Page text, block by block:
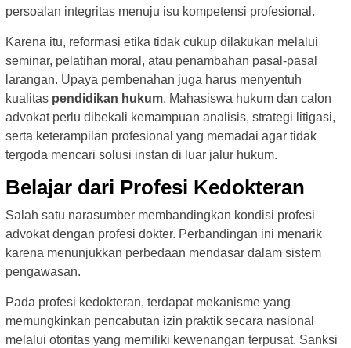
persoalan integritas menuju isu kompetensi profesional.
Karena itu, reformasi etika tidak cukup dilakukan melalui
seminar, pelatihan moral, atau penambahan pasal-pasal
larangan. Upaya pembenahan juga harus menyentuh
kualitas pendidikan hukum. Mahasiswa hukum dan calon
advokat perlu dibekali kemampuan analisis, strategi litigasi,
serta keterampilan profesional yang memadai agar tidak
tergoda mencari solusi instan di luar jalur hukum.
Belajar dari Profesi Kedokteran
Salah satu narasumber membandingkan kondisi profesi
advokat dengan profesi dokter. Perbandingan ini menarik
karena menunjukkan perbedaan mendasar dalam sistem
pengawasan.
Pada profesi kedokteran, terdapat mekanisme yang
memungkinkan pencabutan izin praktik secara nasional
melalui otoritas yang memiliki kewenangan terpusat. Sanksi